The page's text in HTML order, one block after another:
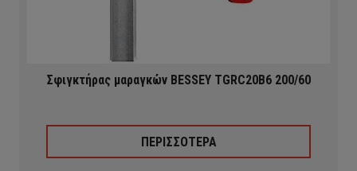
Σφιγκτήρας μαραγκών BESSEY TGRC20B6 200/60
ΠΕΡΙΣΣΟΤΕΡΑ